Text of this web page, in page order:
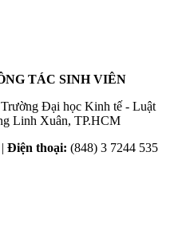
TÁC SINH VIÊN
Đại học Kinh tế - Luật
Linh Xuân, TP.HCM
Điện thoại: (848) 3 7244 535